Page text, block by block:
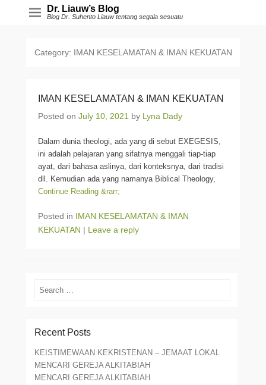
Dr. Liauw’s Blog
Blog Dr. Suhento Liauw tentang segala sesuatu
Category: IMAN KESELAMATAN & IMAN KEKUATAN
IMAN KESELAMATAN & IMAN KEKUATAN
Posted on July 10, 2021 by Lyna Dady
Dalam dunia theologi, ada yang di sebut EXEGESIS,
ini adalah pelajaran yang sifatnya menggali tiap-tiap
ayat, dari bahasa aslinya, dari konteksnya, dari tradisi
dll. Kemudian ada yang namanya Biblical Theology,
Continue Reading &rarr;
Posted in IMAN KESELAMATAN & IMAN
KEKUATAN | Leave a reply
Search
Recent Posts
KEISTIMEWAAN KEKRISTENAN – JEMAAT LOKAL
MENCARI GEREJA ALKITABIAH
MENCARI GEREJA ALKITABIAH